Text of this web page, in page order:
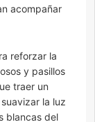
acompañar
reforzar la
y pasillos
traer un
la luz
blancas del